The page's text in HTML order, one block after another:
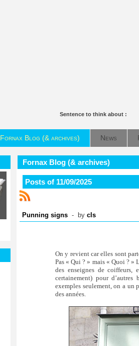
Sentence to think about :
Fornax Blog (& archives) News
Fornax Blog (& archives)
Posts of 11/09/2025
Punning signs - by cls
On y revient car elles sont
Pas « Qui ? » mais « Quoi ? »
des enseignes de
certainement) pour d’autres
exemples seulement, on a un
des années.